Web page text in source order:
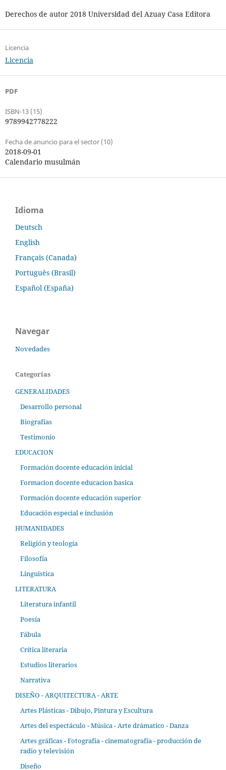
Derechos de autor 2018 Universidad del Azuay Casa Editora
Licencia
Licencia
PDF
ISBN-13 (15)
9789942778222
Fecha de anuncio para el sector (10)
2018-09-01
Calendario musulmán
Idioma
Deutsch
English
Français (Canada)
Português (Brasil)
Español (España)
Navegar
Novedades
Categorías
GENERALIDADES
Desarrollo personal
Biografías
Testimonio
EDUCACION
Formación docente educación inicial
Formacion docente educacion basica
Formación docente educación superior
Educación especial e inclusión
HUMANIDADES
Religión y teología
Filosofía
Linguistica
LITERATURA
Literatura infantil
Poesía
Fábula
Crítica literaria
Estudios literarios
Narrativa
DISEÑO - ARQUITECTURA - ARTE
Artes Plásticas - Dibujo, Pintura y Escultura
Artes del espectáculo - Música - Arte drámatico - Danza
Artes gráficas - Fotografía - cinematografía - producción de
radio y televisión
Diseño